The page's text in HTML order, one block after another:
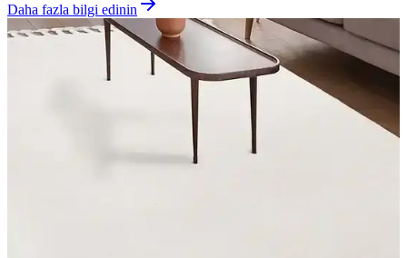
Daha fazla bilgi edinin